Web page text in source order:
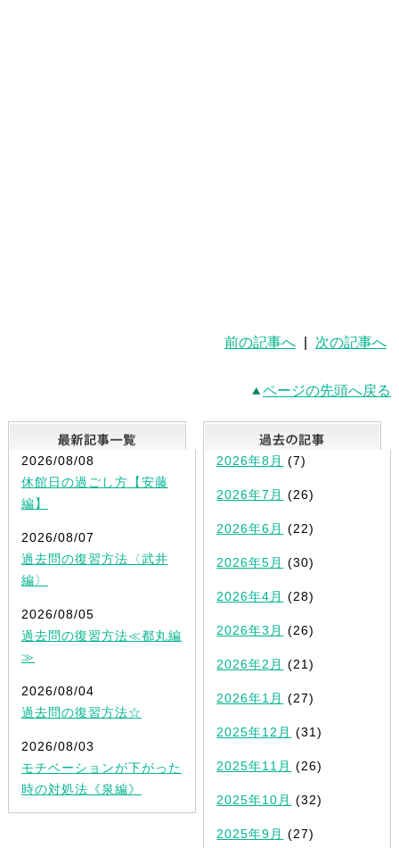
前の記事へ 次の記事へ
ページの先頭へ戻る
最新記事一覧
2026/08/08
休館日の過ごし方【安藤
編】
2026/08/07
過去問の復習方法〈武井
編〉
2026/08/05
過去問の復習方法≪都丸編
≫
2026/08/04
過去問の復習方法☆
2026/08/03
モチベーションが下がった
時の対処法《泉編》
2026年8月 (7)
2026年7月 (26)
2026年6月 (22)
2026年5月 (30)
2026年4月 (28)
2026年3月 (26)
2026年2月 (21)
2026年1月 (27)
2025年12月 (31)
2025年11月 (26)
2025年10月 (32)
2025年9月 (27)